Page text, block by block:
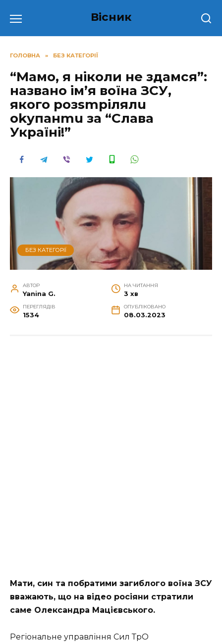
до
Вісник
ГОЛОВНА » БЕЗ КАТЕГОРІЇ
“Мамо, я ніколи не здамся”:
названо ім’я вoїна ЗСУ,
якого pозsmpілялu
оkупaнmu за “Слава
Україні!”
БЕЗ КАТЕГОРІЇ
АВТОР
Yanina G.
НА ЧИТАННЯ
3 хв
ПЕРЕГЛЯДІВ
1534
ОПУБЛІКОВАНО
08.03.2023
Мати, син та побратими загиблого воїна ЗСУ
вважають, що на відео росіяни стратили
саме Олександра Мацієвського.
Регіональне управління Сил ТрО